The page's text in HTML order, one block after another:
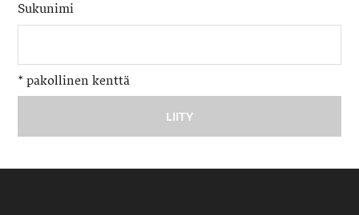
Sukunimi
* pakollinen kenttä